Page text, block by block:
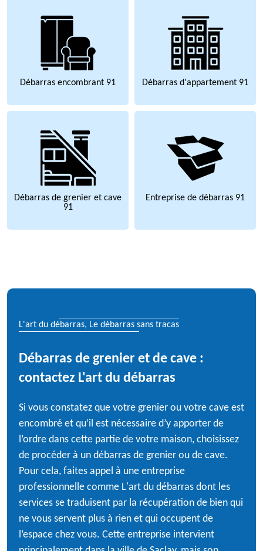
Débarras encombrant 91 Débarras d'appartement 91
Débarras de grenier et cave
91
Entreprise de débarras 91
L'art du débarras, Le débarras sans tracas
Débarras de grenier et de cave :
contactez L'art du débarras
Si vous constatez que votre grenier ou votre cave est
encombré et qu’il est nécessaire d’y apporter de
l’ordre dans cette partie de votre maison, choisissez
de procéder à un débarras de grenier ou de cave.
Pour cela, faites appel à une entreprise
professionnelle comme L'art du débarras dont les
services se traduisent par la récupération de bien qui
ne vous servent plus à rien et qui occupent de
l’espace chez vous. Cette entreprise intervient